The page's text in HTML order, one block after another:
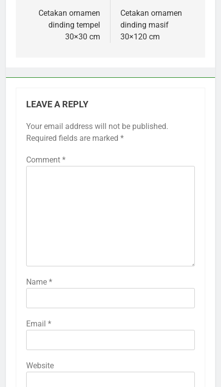
navigation
Cetakan ornamen
dinding tempel
30×30 cm
Cetakan ornamen
dinding masif
30×120 cm
LEAVE A REPLY
Your email address will not be published.
Required fields are marked *
Comment *
Name *
Email *
Website